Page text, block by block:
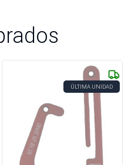
ÚLTIMA UNIDAD